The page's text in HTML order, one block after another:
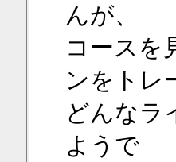
んが、
コースを
ンをトレ
どんなラ
ようで